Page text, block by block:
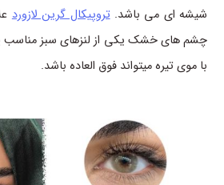
شیشه ای می باشد.تروپیکال گرین لازورد
چشم های خشک یکی از لنزهای سبز
با موی تیره میتواند فوق العاده باشد.